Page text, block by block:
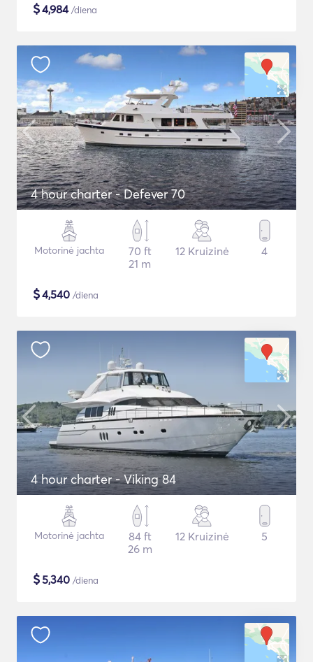
$4,984/diena
4 hour charter - Defever 70
Motorinė jachta
70 ft
21 m
12 Kruizinė 4
$4,540 /diena
4 hour charter - Viking 84
Motorinė jachta
84 ft
26 m
12 Kruizinė 5
$5,340 /diena